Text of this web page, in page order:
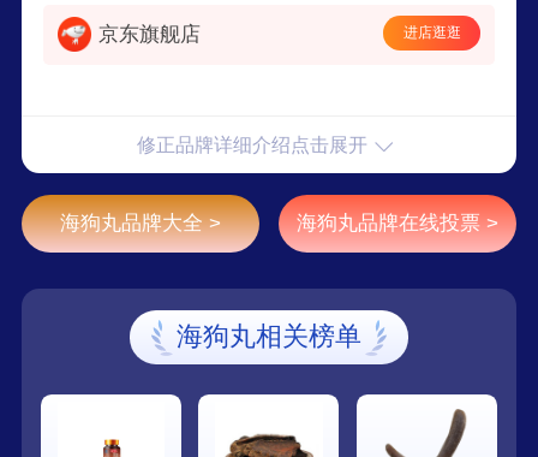
京东旗舰店 进店逛逛
修正品牌详细介绍点击展开
海狗丸品牌大全 > 海狗丸品牌在线投票 >
海狗丸相关榜单